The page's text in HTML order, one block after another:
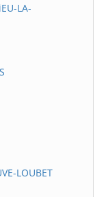
LA-
LOUBET